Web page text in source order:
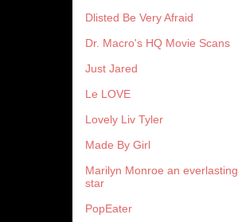
Dlisted Be Very Afraid
Dr. Macro's HQ Movie Scans
Just Jared
Le LOVE
Lovely Liv Tyler
Made By Girl
Marilyn Monroe an everlasting
star
PopEater